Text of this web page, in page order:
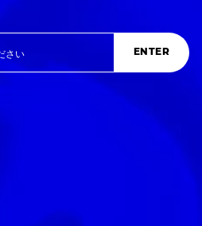
ENTER